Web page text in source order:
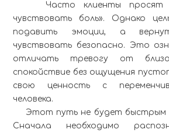
Часто клиенты просят
чувствовать боль». Однако
подавить эмоции, а
чувствовать безопасно. Это
отличать тревогу от
спокойствие без ощущения
свою ценность с
человека.
Этот путь не будет быстрым
Сначала необходимо